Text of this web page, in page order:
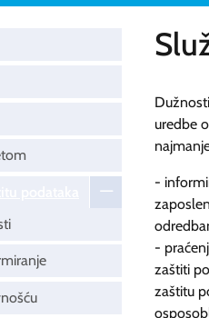
uredbe
-
-
zaštiti
zaštitu